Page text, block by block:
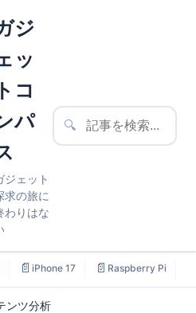
ジ
ッ
トコ
パ
ジェット
求の旅に
わりはな
🔍
📄 iPhone 17 📄 Raspberry Pi
ンツ分析